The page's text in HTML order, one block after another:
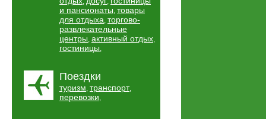
и пансионаты, товары
для отдыха, торгово-
развлекательные
центры, активный отдых,
гостиницы,
Поездки
туризм, транспорт,
перевозки,